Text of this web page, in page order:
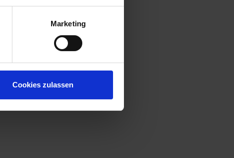
Marketing
Cookies zulassen